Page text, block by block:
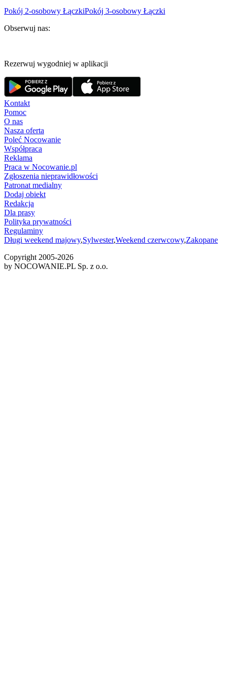
Pokój 2-osobowy ŁączkiPokój 3-osobowy Łączki
Obserwuj nas:
Rezerwuj wygodniej w aplikacji
Kontakt
Pomoc
O nas
Nasza oferta
Poleć Nocowanie
Współpraca
Reklama
Praca w Nocowanie.pl
Zgłoszenia nieprawidłowości
Patronat medialny
Dodaj obiekt
Redakcja
Dla prasy
Polityka prywatności
Regulaminy
Długi weekend majowy,Sylwester,Weekend czerwcowy,Zakopane
Copyright 2005-2026
by NOCOWANIE.PL Sp. z o.o.